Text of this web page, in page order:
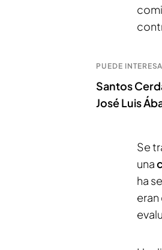
PUEDE
Santos
José Luis
Se
una
ha